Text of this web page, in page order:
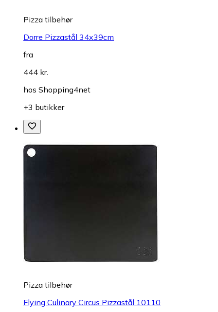
Pizza tilbehør
Dorre Pizzastål 34x39cm
fra
444 kr.
hos Shopping4net
+3 butikker
Pizza tilbehør
Flying Culinary Circus Pizzastål 10110